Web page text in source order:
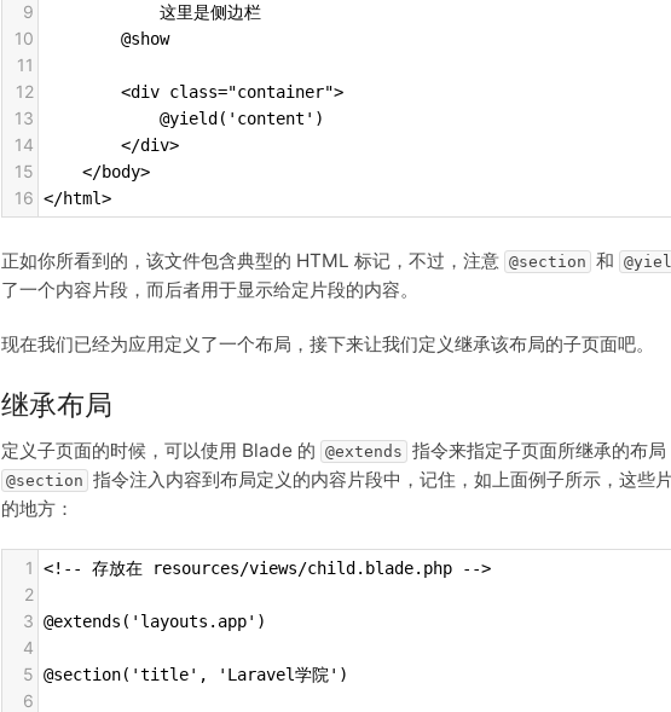
9
            这里是侧边栏
10
        @show
11
12
        <div class="container">
13
            @yield('content')
14
        </div>
15
    </body>
16 </html>
正如你所看到的，该文件包含典型的 HTML 标记，不过，注意 @section 和
了一个内容片段，而后者用于显示给定片段的内容。
现在我们已经为应用定义了一个布局，接下来让我们定义继承该布局的子页面吧。
继承布局
定义子页面的时候，可以使用 Blade 的 @extends 指令来指定子页面所继承的布
@section 指令注入内容到布局定义的内容片段中，记住，如上面例子所示，这些
的地方：
1 <!-- 存放在 resources/views/child.blade.php -->
2
3 @extends('layouts.app')
4
5 @section('title', 'Laravel学院')
6